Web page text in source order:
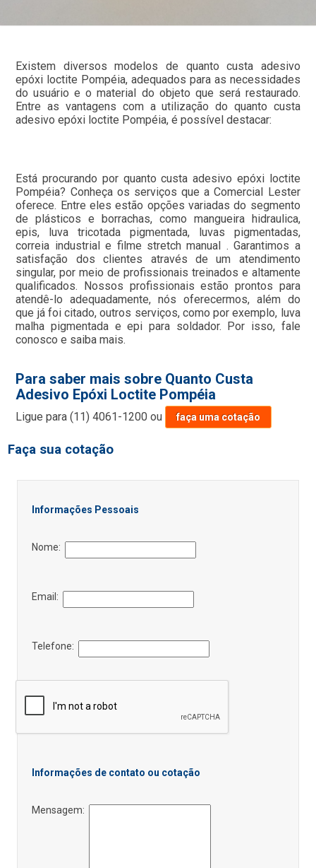
Existem diversos modelos de quanto custa adesivo
epóxi loctite Pompéia, adequados para as necessidades
do usuário e o material do objeto que será restaurado.
Entre as vantagens com a utilização do quanto custa
adesivo epóxi loctite Pompéia, é possível destacar:
Está procurando por quanto custa adesivo epóxi loctite
Pompéia? Conheça os serviços que a Comercial Lester
oferece. Entre eles estão opções variadas do segmento
de plásticos e borrachas, como mangueira hidraulica,
epis, luva tricotada pigmentada, luvas pigmentadas,
correia industrial e filme stretch manual . Garantimos a
satisfação dos clientes através de um atendimento
singular, por meio de profissionais treinados e altamente
qualificados. Nossos profissionais estão prontos para
atendê-lo adequadamente, nós oferecermos, além do
que já foi citado, outros serviços, como por exemplo, luva
malha pigmentada e epi para soldador. Por isso, fale
conosco e saiba mais.
Para saber mais sobre Quanto Custa
Adesivo Epóxi Loctite Pompéia
Ligue para(11) 4061-1200 ou faça uma cotação
Faça sua cotação
Informações Pessoais
Nome:
Email:
Telefone:
Informações de contato ou cotação
Mensagem: